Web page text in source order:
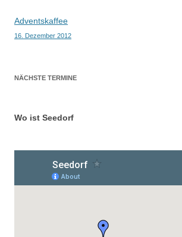
Beitragsnavigation
Adventskaffee
16. Dezember 2012
NÄCHSTE TERMINE
Wo ist Seedorf